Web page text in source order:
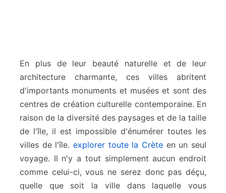
En plus de leur beauté naturelle et de leur
architecture charmante, ces villes abritent
d'importants monuments et musées et sont des
centres de création culturelle contemporaine. En
raison de la diversité des paysages et de la taille
de l'île, il est impossible d'énumérer toutes les
villes de l'île. explorer toute la Crète en un seul
voyage. Il n'y a tout simplement aucun endroit
comme celui-ci, vous ne serez donc pas déçu,
quelle que soit la ville dans laquelle vous